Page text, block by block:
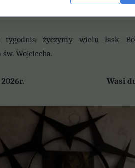
złożone przez Was na kościół
życzymy wielu łask
Wojciecha.
2026r. Wasi